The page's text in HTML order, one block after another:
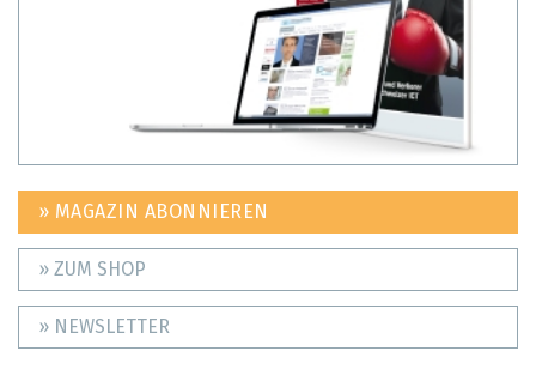
» MAGAZIN ABONNIEREN
» ZUM SHOP
» NEWSLETTER